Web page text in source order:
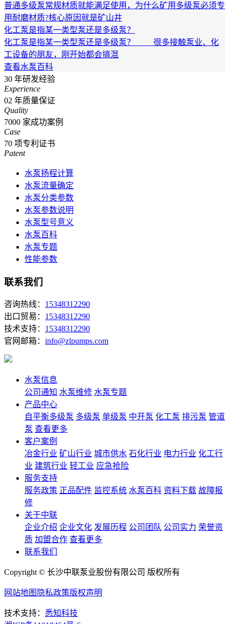
普通多级泵常规材质就能满足使用，为什么矿用多级泵必须专
用耐磨材质?核心原因就是矿山井
化工泵是指某一类型泵还是多级泵？
化工泵是指某一类型泵还是多级泵？ 很多接触泵业、化
工设备的朋友，刚开始都会搞混
查看水泵百科
30 年研发经验
Experience
02 年质量保证
Quality
7000 家成功案例
Case
70 项专利证书
Patent
水泵扬程计算
水泵流量确定
水泵分类参数
水泵参数说明
水泵型号意义
水泵百科
水泵专题
性能参数
联系我们
咨询热线： 15348312290
出口贸易： 15348312290
技术支持： 15348312290
官网邮箱： info@zlpumps.com
水泵信息
公司通知 水泵维修 水泵专题
产品中心
自平衡多级泵 多级泵 单级泵 中开泵 化工泵 排污泵 管道
泵 查看更多
客户案例
冶金行业 矿山行业 城市供水 石化行业 电力行业 化工行
业 建筑行业 轻工业 应急抢险
服务支持
服务政策 正品配件 监控系统 水泵百科 资料下载 故障报
修
关于中联
企业介绍 企业文化 发展历程 公司团队 公司实力 荣誉资
质 加盟合作 查看更多
联系我们
Copyright © 长沙中联泵业股份有限公司 版权所有
网站地图 隐私政策版权声明
技术支持： 悉知科技